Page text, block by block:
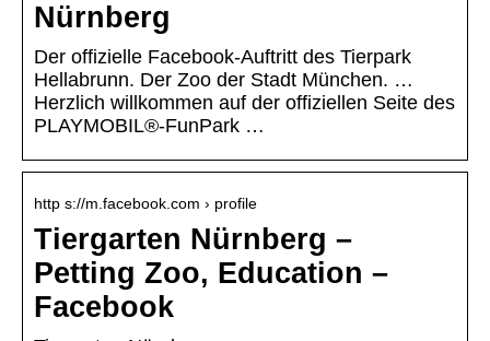
Nürnberg
Der offizielle Facebook-Auftritt des Tierpark
Hellabrunn. Der Zoo der Stadt München. …
Herzlich willkommen auf der offiziellen Seite des
PLAYMOBIL®-FunPark …
http s://m.facebook.com › profile
Tiergarten Nürnberg –
Petting Zoo, Education –
Facebook